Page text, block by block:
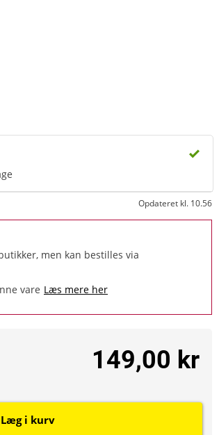
Opdateret kl. 10.56
men kan bestilles via
vare Læs mere her
149,00 kr
Læg i kurv